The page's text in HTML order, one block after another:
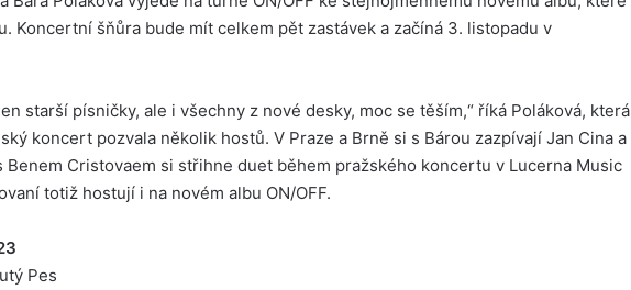
Koncertní šňůra bude mít celkem pět zastávek a začíná 3. listopadu v
starší písničky, ale i všechny z nové desky, moc se těším,“ říká Poláková, která
koncert pozvala několik hostů. V Praze a Brně si s Bárou zazpívají Jan Cina a
Benem Cristovaem si střihne duet během pražského koncertu v Lucerna Music
totiž hostují i na novém albu ON/OFF.
Pes